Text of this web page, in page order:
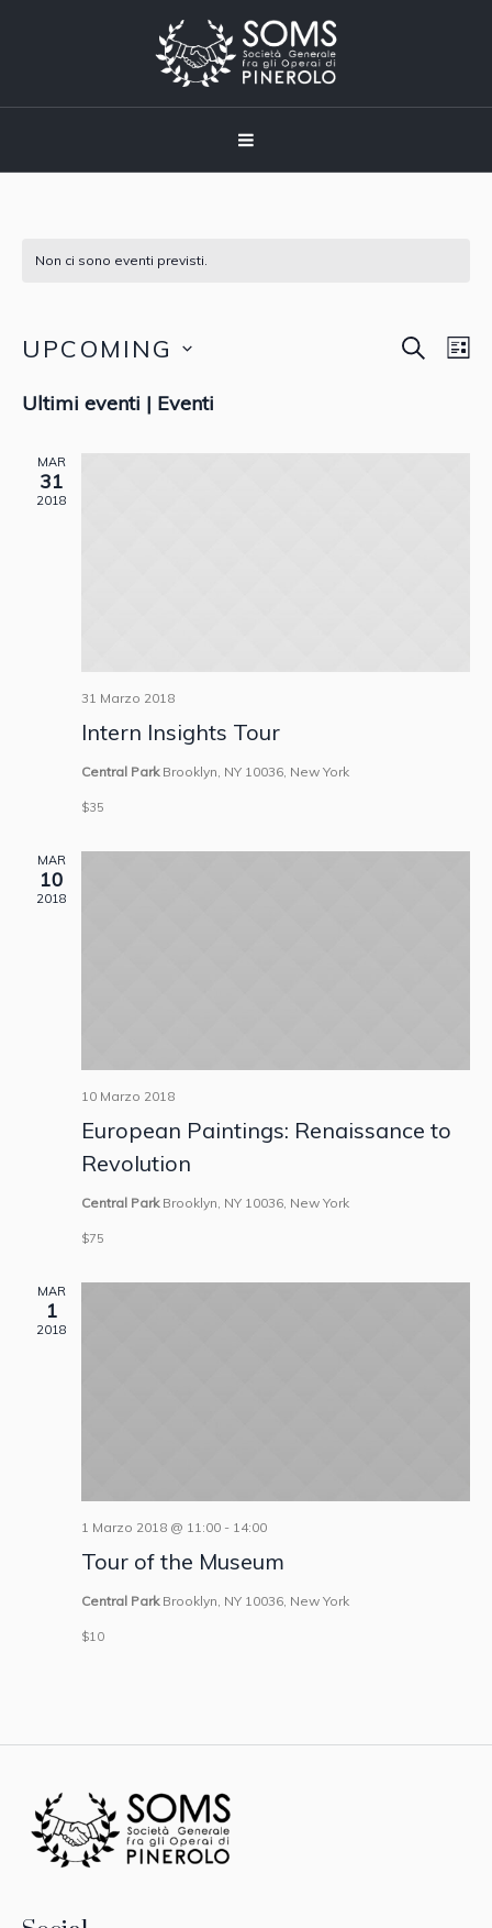
Non ci sono eventi previsti.
e
CERCA
UPCOMING
la
Ultimi eventi | Eventi
MAR
31
2018
31 Marzo 2018
Intern Insights Tour
Central Park Brooklyn, NY 10036, New York
$35
MAR
10
2018
10 Marzo 2018
European Paintings: Renaissance to
Revolution
Central Park Brooklyn, NY 10036, New York
$75
MAR
1
2018
1 Marzo 2018 @ 11:00 - 14:00
Tour of the Museum
Central Park Brooklyn, NY 10036, New York
$10